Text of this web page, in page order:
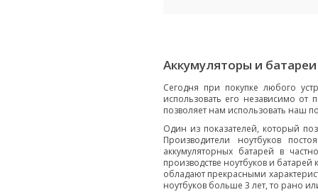
Аккумуляторы и
Сегодня при покупке любого
использовать его независимо от
позволяет нам использовать наш
Один из показателей, который
Производители ноутбуков
аккумуляторных батарей в
производстве ноутбуков и
обладают прекрасными
ноутбуков больше 3 лет, то рано